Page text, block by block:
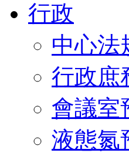
行政
中心法
行政庶
會議室
液態氮